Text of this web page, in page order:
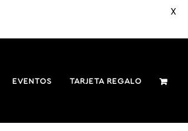
EVENTOS TARJETA REGALO
X